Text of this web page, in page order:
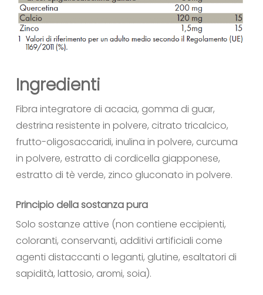
Ingredienti
Fibra integratore di acacia, gomma di guar,
destrina resistente in polvere, citrato tricalcico,
frutto-oligosaccaridi, inulina in polvere, curcuma
in polvere, estratto di cordicella giapponese,
estratto di tè verde, zinco gluconato in polvere.
Principio della sostanza pura
Solo sostanze attive (non contiene eccipienti,
coloranti, conservanti, additivi artificiali come
agenti distaccanti o leganti, glutine, esaltatori di
sapidità, lattosio, aromi, soia).